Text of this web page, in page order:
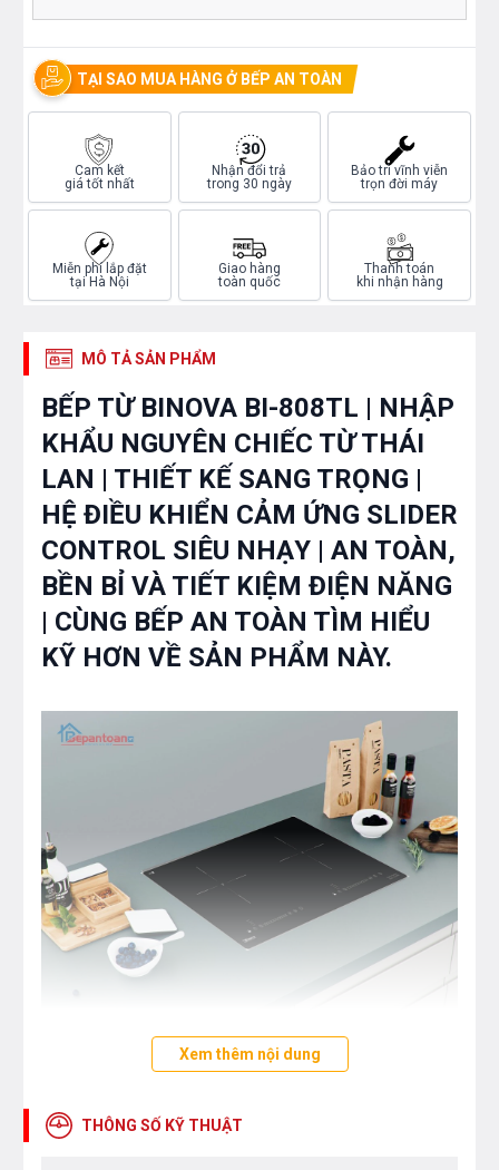
TẠI SAO MUA HÀNG Ở BẾP AN TOÀN
Cam kết
giá tốt nhất
Nhận đổi trả
trong 30 ngày
Bảo trì vĩnh viễn
trọn đời máy
Miễn phí lắp đặt
tại Hà Nội
Giao hàng
toàn quốc
Thanh toán
khi nhận hàng
MÔ TẢ SẢN PHẨM
BẾP TỪ BINOVA BI-808TL | NHẬP
KHẨU NGUYÊN CHIẾC TỪ THÁI
LAN | THIẾT KẾ SANG TRỌNG |
HỆ ĐIỀU KHIỂN CẢM ỨNG SLIDER
CONTROL SIÊU NHẠY | AN TOÀN,
BỀN BỈ VÀ TIẾT KIỆM ĐIỆN NĂNG
| CÙNG BẾP AN TOÀN TÌM HIỂU
KỸ HƠN VỀ SẢN PHẨM NÀY.
Bếp từ BinovaBI-808TL sử dụng mặt
từ chất liệu gốm thủy tinh có khả năng chịu nhiệt lên
Xem thêm nội dung
THÔNG SỐ KỸ THUẬT